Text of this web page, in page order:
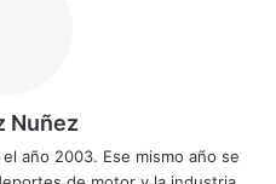
Nuñez
año 2003. Ese mismo año se